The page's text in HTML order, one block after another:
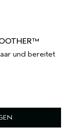
und bereitet